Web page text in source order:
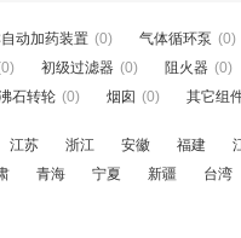
动加药装置 (0) 气体循环泵 (0)
初级过滤器 (0) 阻火器 (0)
石转轮 (0) 烟囱 (0) 其它组
江苏 浙江 安徽 福建
青海 宁夏 新疆 台湾